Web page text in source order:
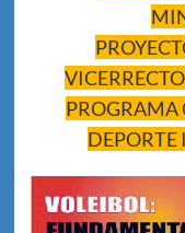
PROGRAMA
DEPORTE